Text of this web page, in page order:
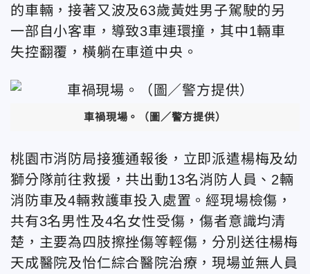
的車輛，接著又波及63歲黃姓男子駕駛的另
一部自小客車，導致3車連環撞，其中1輛車
失控翻覆，橫躺在車道中央。
車禍現場。 （圖／警方提供）
桃園市消防局接獲通報後，立即派遣楊梅及幼
獅分隊前往救援，共出動13名消防人員、2輛
消防車及4輛救護車投入處置。經現場檢傷，
共有3名男性及4名女性受傷，傷者意識均清
楚，主要為四肢擦挫傷等輕傷，分別送往楊梅
天成醫院及怡仁綜合醫院治療，現場並無人員